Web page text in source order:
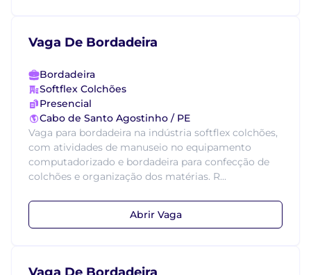
Vaga De Bordadeira
Bordadeira
Softflex Colchões
Presencial
Cabo de Santo Agostinho / PE
Vaga para bordadeira na indústria softflex colchões,
com atividades de manuseio no equipamento
computadorizado e bordadeira para confecção de
colchões e organização dos matérias. R...
Abrir Vaga